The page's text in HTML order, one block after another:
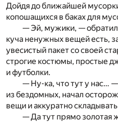
Дойдя до ближайшей
копошащихся в баках для
— Эй, мужики, —
куча ненужных вещей есть,
увесистый пакет со своей
строгие костюмы, простые
и футболки.
— Ну-ка, что тут у нас…
из бездомных, начал
вещи и аккуратно
— Да тут прямо золотая